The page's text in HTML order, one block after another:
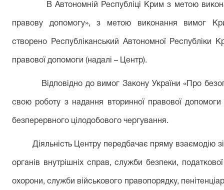
В Автономній Республіці Крим з метою
правову допомогу», з метою виконання вимог
створено Республіканський Автономної Республіки
правової допомоги (надалі – Центр).
Відповідно до вимог Закону України «Про
свою роботу з надання вторинної правової
безперервного цілодобового чергування.
Діяльність Центру передбачає пряму взаємодію
органів внутрішніх справ, служби безпеки,
охорони, служби військового правопорядку,